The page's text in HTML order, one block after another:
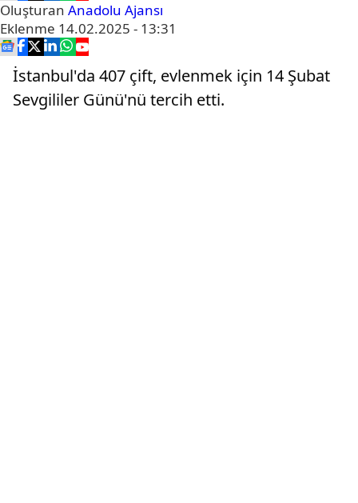
Oluşturan Anadolu Ajansı
Eklenme 14.02.2025 - 13:31
İstanbul'da 407 çift, evlenmek için 14 Şubat
Sevgililer Günü'nü tercih etti.